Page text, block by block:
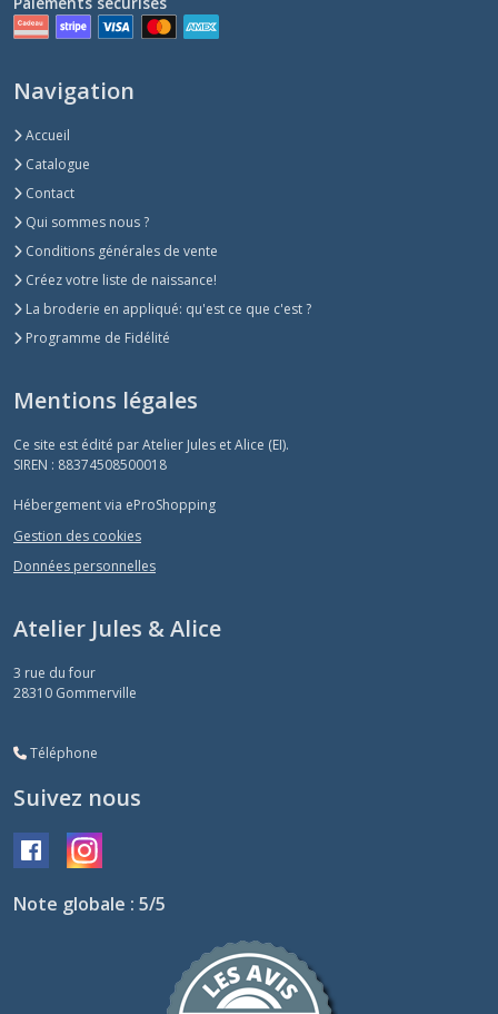
Navigation
Accueil
Catalogue
Contact
Qui sommes nous ?
Conditions générales de vente
Créez votre liste de naissance!
La broderie en appliqué: qu'est ce que c'est ?
Programme de Fidélité
Mentions légales
Ce site est édité par Atelier Jules et Alice (EI).
SIREN : 88374508500018
Hébergement via eProShopping
Gestion des cookies
Données personnelles
Atelier Jules & Alice
3 rue du four
28310 Gommerville
Téléphone
Suivez nous
Note globale : 5/5